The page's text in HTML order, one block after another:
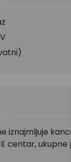
iznajmljuje
centar, ukupne